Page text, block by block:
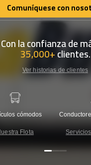
Comuníquese con
Comuníquese con
Con la confianza de
35,000+clientes.
Ver historias de clientes
cómodos
Flota